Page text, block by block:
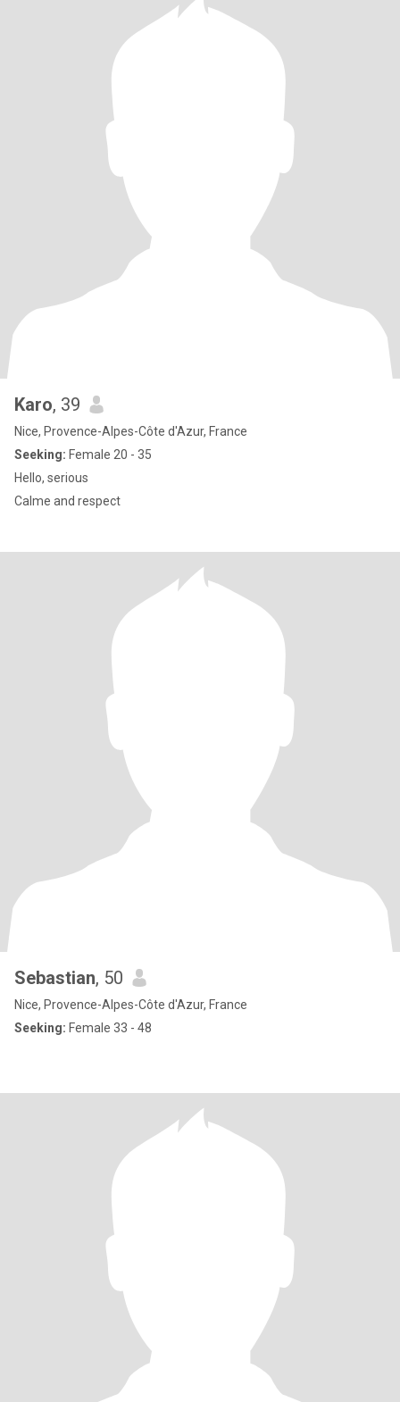
Karo, 39
Nice, Provence-Alpes-Côte d'Azur, France
Seeking: Female 20 - 35
Hello, serious
Calme and respect
Sebastian, 50
Nice, Provence-Alpes-Côte d'Azur, France
Seeking: Female 33 - 48